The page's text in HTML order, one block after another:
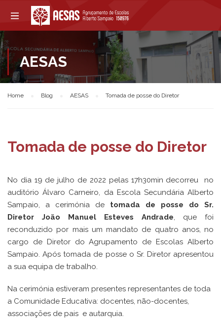
AESAS
Home Blog AESAS Tomada de posse do Diretor
Tomada de posse do Diretor
No dia 19 de julho de 2022 pelas 17h30min decorreu no
auditório Álvaro Carneiro, da Escola Secundária Alberto
Sampaio, a cerimónia de tomada de posse do Sr.
Diretor João Manuel Esteves Andrade, que foi
reconduzido por mais um mandato de quatro anos, no
cargo de Diretor do Agrupamento de Escolas Alberto
Sampaio. Após tomada de posse o Sr. Diretor apresentou
a sua equipa de trabalho.
Na cerimónia estiveram presentes representantes de toda
a Comunidade Educativa: docentes, não-docentes,
associações de pais e autarquia.